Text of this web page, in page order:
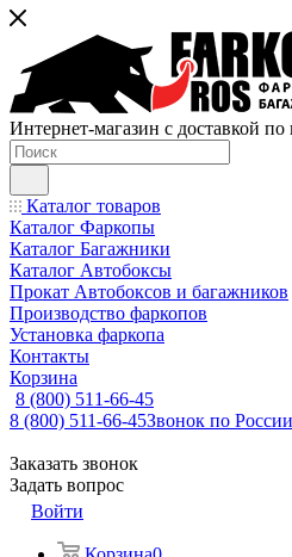
Интернет-магазин с доставкой по
Каталог товаров
Каталог Фаркопы
Каталог Багажники
Каталог Автобоксы
Прокат Автобоксов и багажников
Производство фаркопов
Установка фаркопа
Контакты
Корзина
8 (800) 511-66-45
8 (800) 511-66-45Звонок по России
Заказать звонок
Задать вопрос
Войти